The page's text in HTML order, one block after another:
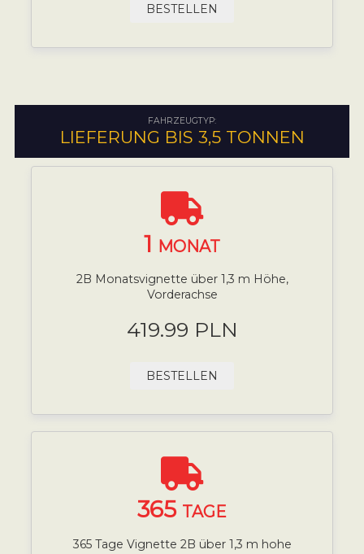
BESTELLEN
FAHRZEUGTYP:
LIEFERUNG BIS 3,5 TONNEN
1 MONAT
2B Monatsvignette über 1,3 m Höhe,
Vorderachse
419.99 PLN
BESTELLEN
365 TAGE
365 Tage Vignette 2B über 1,3 m hohe